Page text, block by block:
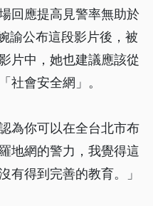
回應提高見警率無助於
諭公布這段影片後，被
片中，她也建議應該從
社會安全網」。
為你可以在全台北市布
地網的警力，我覺得這
有得到完善的教育。」